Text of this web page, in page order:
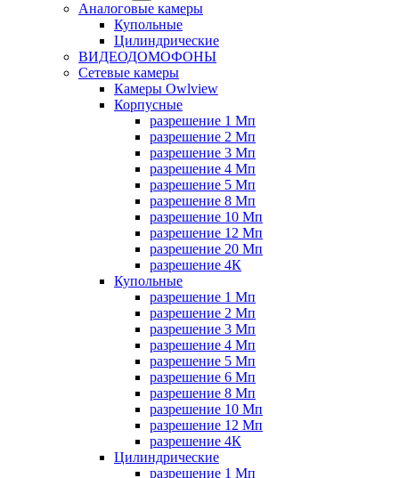
Аналоговые камеры
Купольные
Цилиндрические
ВИДЕОДОМОФОНЫ
Сетевые камеры
Камеры Owlview
Корпусные
разрешение 1 Мп
разрешение 2 Мп
разрешение 3 Мп
разрешение 4 Мп
разрешение 5 Мп
разрешение 8 Мп
разрешение 10 Мп
разрешение 12 Мп
разрешение 20 Мп
разрешение 4К
Купольные
разрешение 1 Мп
разрешение 2 Мп
разрешение 3 Мп
разрешение 4 Мп
разрешение 5 Мп
разрешение 6 Мп
разрешение 8 Мп
разрешение 10 Мп
разрешение 12 Мп
разрешение 4К
Цилиндрические
разрешение 1 Мп